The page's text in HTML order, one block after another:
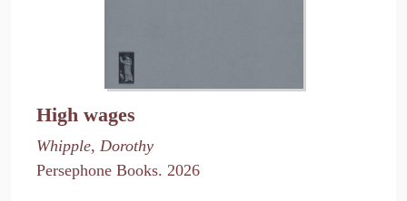
High wages
Whipple, Dorothy
Persephone Books. 2026